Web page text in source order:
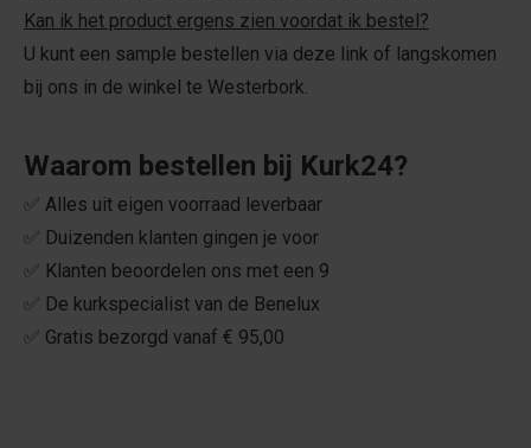
Kan ik het product ergens zien voordat ik bestel?
U kunt een sample bestellen via deze link of langskomen
bij ons in de winkel te Westerbork.
Waarom bestellen bij Kurk24?
✅ Alles uit eigen voorraad leverbaar
✅ Duizenden klanten gingen je voor
✅ Klanten beoordelen ons met een 9
✅ De kurkspecialist van de Benelux
✅ Gratis bezorgd vanaf € 95,00